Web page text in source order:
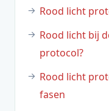
Rood licht
Rood licht bij
protocol?
Rood licht
fasen